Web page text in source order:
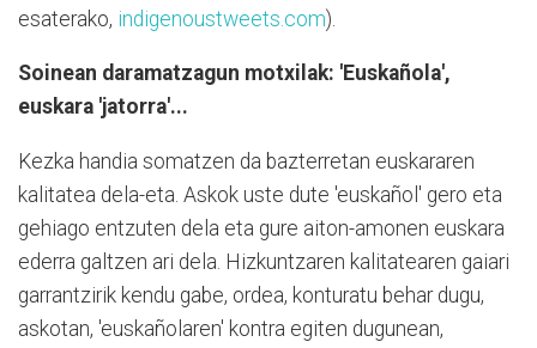
esaterako, indigenoustweets.com).
Soinean daramatzagun motxilak: 'Euskañola',
euskara 'jatorra'...
Kezka handia somatzen da bazterretan euskararen
kalitatea dela-eta. Askok uste dute 'euskañol' gero eta
gehiago entzuten dela eta gure aiton-amonen euskara
ederra galtzen ari dela. Hizkuntzaren kalitatearen gaiari
garrantzirik kendu gabe, ordea, konturatu behar dugu,
askotan, 'euskañolaren' kontra egiten dugunean,